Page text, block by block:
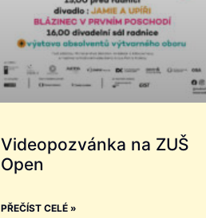
Videopozvánka na ZUŠ
Open
PŘEČÍST CELÉ »